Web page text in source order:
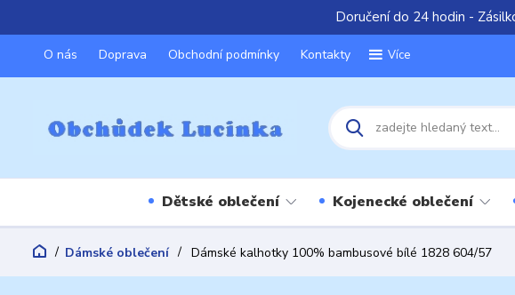
Doručení do 24 hodin -
O nás Doprava Obchodní podmínky Kontakty Více
Dětské oblečení Kojenecké oblečení
Dámské oblečení Dámské kalhotky 100% bambusové bílé 1828 604/57